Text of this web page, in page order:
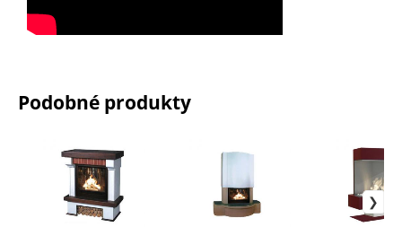
Podobné produkty